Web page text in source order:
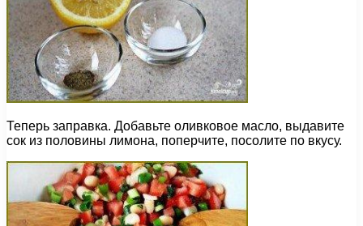
Теперь заправка. Добавьте оливковое масло, выдавите
сок из половины лимона, поперчите, посолите по вкусу.